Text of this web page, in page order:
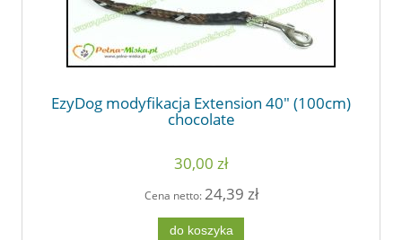
EzyDog modyfikacja Extension 40" (100cm)
chocolate
30,00 zł
Cena netto:24,39 zł
do koszyka